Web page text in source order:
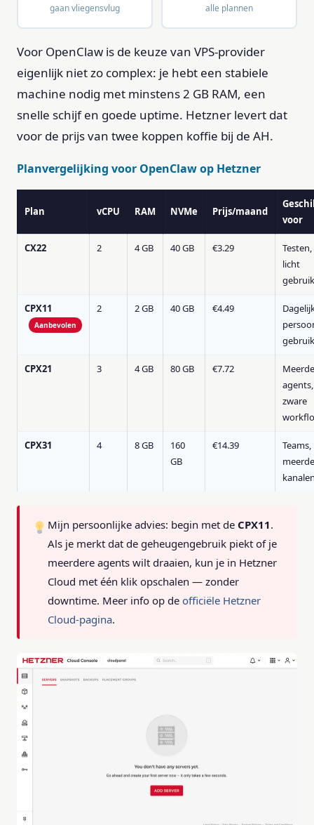
gaan vliegensvlug
alle plannen
Voor OpenClaw is de keuze van VPS-provider
eigenlijk niet zo complex: je hebt een stabiele
machine nodig met minstens 2 GB RAM, een
snelle schijf en goede uptime. Hetzner levert dat
voor de prijs van twee koppen koffie bij de AH.
Planvergelijking voor OpenClaw op Hetzner
Plan vCPU RAM NVMe Prijs/maand
voor
CX22 2 4 GB 40 GB €3.29
Testen,
licht
gebruik
CPX11
Aanbevolen
2 2 GB 40 GB €4.49
gebruik
CPX21 3 4 GB 80 GB €7.72
agents,
zware
CPX31 4 8 GB
160
GB
€14.39
Teams,
Mijn persoonlijke advies: begin met de CPX11.
Als je merkt dat de geheugengebruik piekt of je
meerdere agents wilt draaien, kun je in Hetzner
Cloud met één klik opschalen — zonder
downtime. Meer info op de officiële Hetzner
Cloud-pagina.